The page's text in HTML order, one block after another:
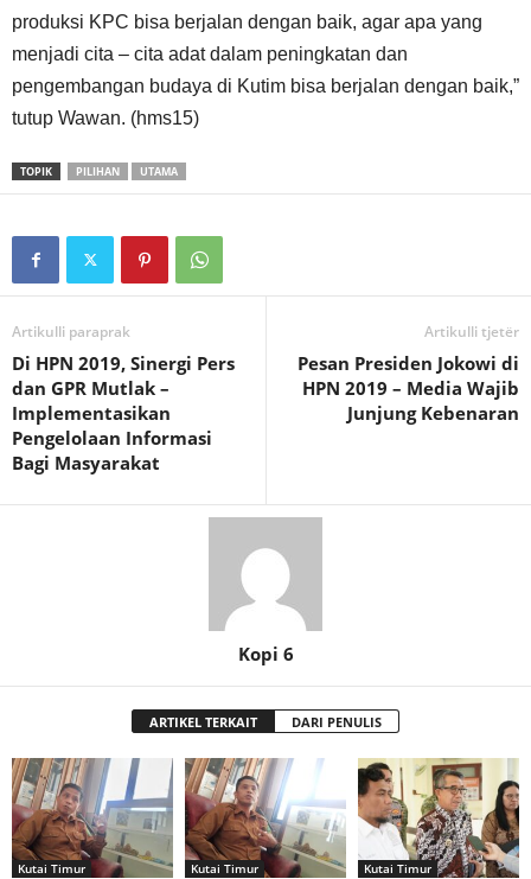
produksi KPC bisa berjalan dengan baik, agar apa yang
menjadi cita – cita adat dalam peningkatan dan
pengembangan budaya di Kutim bisa berjalan dengan baik,”
tutup Wawan. (hms15)
TOPIK PILIHAN UTAMA
Artikulli paraprak
Di HPN 2019, Sinergi Pers
dan GPR Mutlak –
Implementasikan
Pengelolaan Informasi
Bagi Masyarakat
Artikulli tjetër
Pesan Presiden Jokowi di
HPN 2019 – Media Wajib
Junjung Kebenaran
Kopi 6
ARTIKEL TERKAIT DARI PENULIS
Kutai Timur Kutai Timur Kutai Timur